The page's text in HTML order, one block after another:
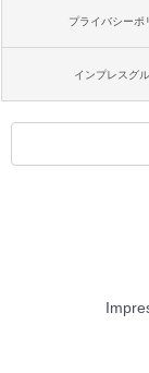
プライバシーポ
インプレスグ